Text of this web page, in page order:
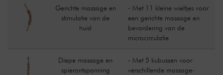
Gerichte massage en
stimulatie van de
huid
- Met 11 kleine wieltjes voor
een gerichte massage en
bevordering van de
microcirculatie
Diepe massage en
spierontspanning
- Met 5 kubussen voor
verschillende massage-